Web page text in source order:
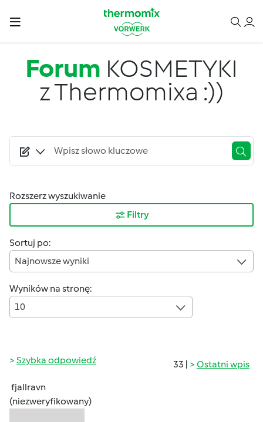
Forum KOSMETYKI
z Thermomixa :))
Rozszerz wyszukiwanie
Filtry
Sortuj po:
Najnowsze wyniki
Wyników na stronę:
10
33 | Ostatni wpis
Szybka odpowiedź
fjallravn
(niezweryfikowany)